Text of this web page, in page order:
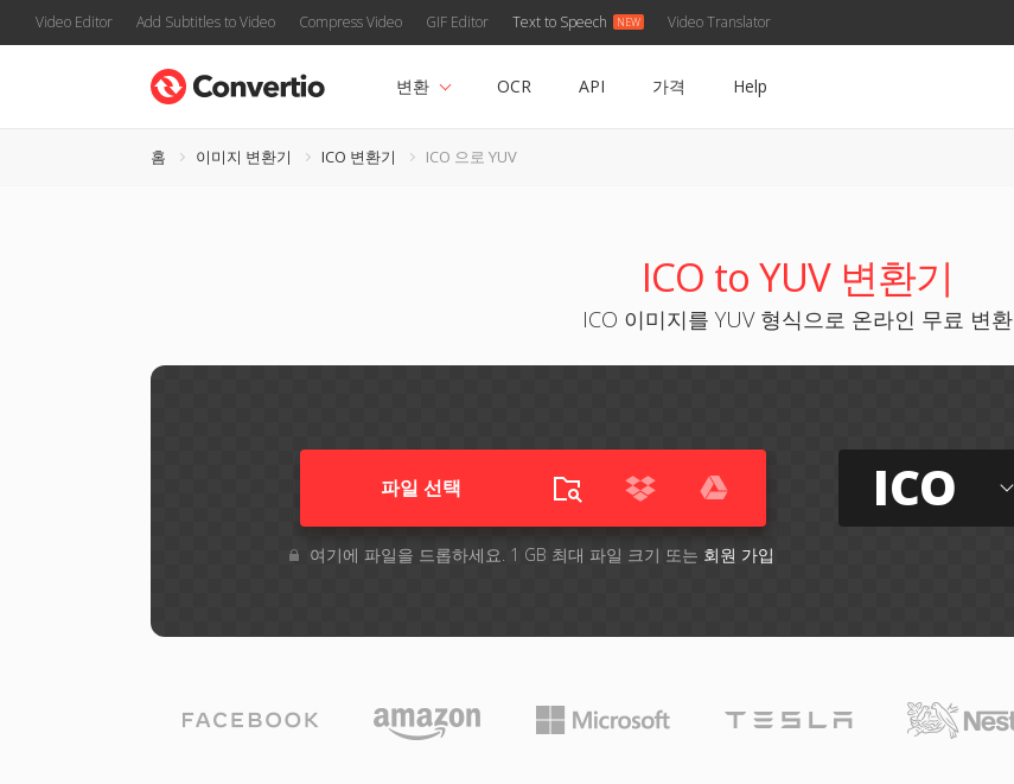
Video Editor Add Subtitles to Video Compress Video GIF Editor Text to Speech Video Translator
변환 OCR API 가격 Help
홈 이미지 변환기 ICO 변환기 ICO 으로 YUV
ICO to YUV 변환기
ICO 이미지를 YUV 형식으로 온라인 무료 변환
파일 선택
여기에 파일을 드롭하세요. 1 GB 최대 파일 크기 또는 회원 가입
ICO